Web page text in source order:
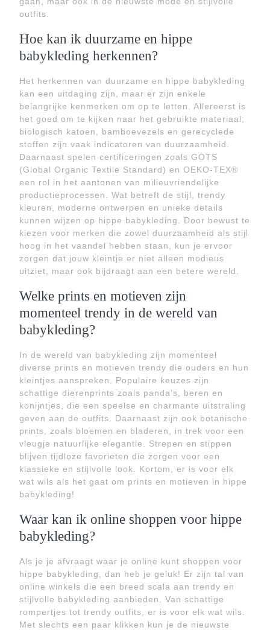
outfits.
Hoe kan ik duurzame en hippe
babykleding herkennen?
Het herkennen van duurzame en hippe babykleding
kan een uitdaging zijn, maar er zijn enkele
belangrijke kenmerken om op te letten. Allereerst is
het goed om te kijken naar het gebruikte materiaal;
biologisch katoen, bamboevezels en gerecyclede
stoffen zijn vaak indicatoren van duurzaamheid.
Daarnaast spelen certificeringen zoals GOTS
(Global Organic Textile Standard) en OEKO-TEX®
een rol in het aantonen van milieuvriendelijke
productieprocessen. Wat betreft de stijl, trendy
kleuren, moderne ontwerpen en unieke details
kunnen wijzen op hippe babykleding. Door bewust te
kiezen voor merken die zowel duurzaamheid als stijl
hoog in het vaandel hebben staan, kun je ervoor
zorgen dat jouw kleintje er niet alleen modieus
uitziet, maar ook bijdraagt aan een betere wereld.
Welke prints en motieven zijn
momenteel trendy in de wereld van
babykleding?
In de wereld van babykleding zijn momenteel
diverse prints en motieven trendy die ouders en hun
kleintjes aanspreken. Populaire keuzes zijn
schattige dierenprints zoals panda’s, beren en
konijntjes, die een speelse en charmante uitstraling
geven aan de outfits. Daarnaast zijn ook botanische
prints, zoals bloemen en bladeren, in trek voor een
vleugje natuurlijke elegantie. Strepen en stippen
blijven tijdloze favorieten die zorgen voor een
klassieke en stijlvolle look. Kortom, er is voor elk
wat wils als het gaat om prints en motieven in hippe
babykleding!
Waar kan ik online shoppen voor hippe
babykleding?
Als je je afvraagt waar je online kunt shoppen voor
hippe babykleding, dan heb je geluk! Er zijn tal van
online winkels die een breed scala aan trendy en
stijlvolle babykleding aanbieden. Van schattige
rompertjes tot trendy outfits, er is voor elk wat wils.
Met slechts een paar klikken kun je de nieuwste